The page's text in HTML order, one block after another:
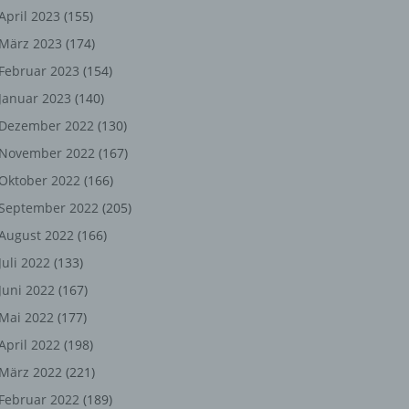
2023 (155)
März 2023 (174)
Februar 2023 (154)
Januar 2023 (140)
Dezember 2022 (130)
November 2022 (167)
Oktober 2022 (166)
September 2022 (205)
2022 (166)
Juli 2022 (133)
Juni 2022 (167)
Mai 2022 (177)
2022 (198)
März 2022 (221)
Februar 2022 (189)
oder